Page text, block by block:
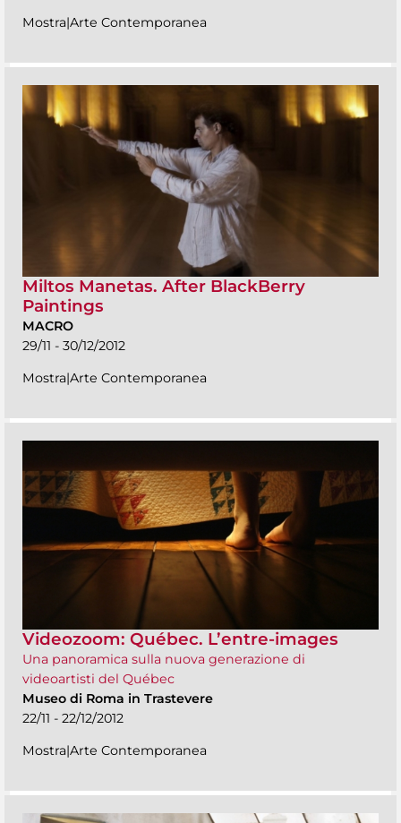
Mostra|Arte Contemporanea
Miltos Manetas. After BlackBerry
Paintings
MACRO
29/11 - 30/12/2012
Mostra|Arte Contemporanea
Videozoom: Québec. L’entre-images
Una panoramica sulla nuova generazione di
videoartisti del Québec
Museo di Roma in Trastevere
22/11 - 22/12/2012
Mostra|Arte Contemporanea